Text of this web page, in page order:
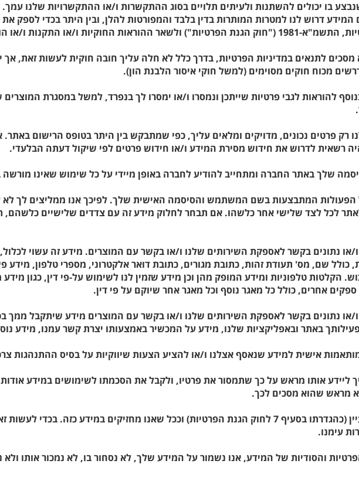
בו יכולים להשתנות ולעיתים תלויים בסוג ההתקשרות ו/או ההתקשרויות שלנו
דרוש לנו למטרות המותרות בדין בלבד והמפורטות להלן, ובין היתר בכדי לספק את
ו/או הוראות הרגולטור החלות עלינו.
מסכים לתנאים במדיניות הפרטיות, בדרך כלל לא חלה עליך חובה חוקית לעשות זאת,
מכוח חוקים מסוימים (למשל חוקי איסור הלבנת הון).
להוראות לגבי פרטיות שייתכן ונמסרו ו/או ימסרו לך בנפרד, למשל במסגרת
רק פרטים נכונים, מדויקים ומלאים עליך, כפי שמתבקש בין היתר בטופס הרישום
לדרוש את חידוש מסירת המידע ו/או חידוש פרטים לפי שיקול דעתה הבלעדי.
שלך באתר החברה ומתחייב להודיע לחברה באופן מיידי על כל שימוש שאינו
הפעולות המתבצעות בשם המשתמש והסיסמה האישית שלך. לפיכך אנו ממליצים לך
לכל לצד שלישי אחר כלשהו. אם תבחר לחלוק מידע זה עם צדדים שלישיים
ו/או נתונים בקשר לאספקת השירותים שלנו ו/או בקשר עם המוצרים. מידע זה עשוי
כולל שם, מס' תעודת זהות, כתובת מגורים, כתובת דואר אלקטרוני, מספרי טלפון, מידע
הקלטות טלפוניות ומידע המופק מהן וכן מידע שזמין לנו לשימוש על-פי דין, כגון
אחרים, כולל כל מאגר נוסף וכל מאגר אחר שיוקם על פי דין.
ו/או נתונים בקשר לאספקת השירותים שלנו ו/או בקשר עם המוצרים מידע שיתקבל
באתר ובאפליקציות שלנו, מידע על המכשיר באמצעותו יצרת קשר עמנו, מידע
אישית למידע שנאסף אצלנו ו/או להציע הצעות שיווקיות על בסיס ההתנהגות
אותו מראש על כך שתמסור את פרטיו, ולקבל את הסכמתו לשימושים במידע
מראש שהוא מסכים לכך.
זכותך לעיין במידע לגבייך בו אתה רשאי לעיין (כהגדרתו בסעיף 7 לחוק הגנת הפרטיות) וככל שאנו
עימנו.
והסודיות של המידע, אנו נשמור על המידע שלך, לא נסחור בו, לא נמכור אותו